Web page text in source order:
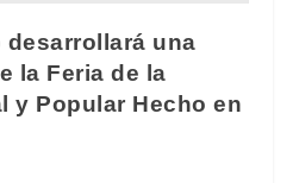
una
la Feria de la
y Popular Hecho en